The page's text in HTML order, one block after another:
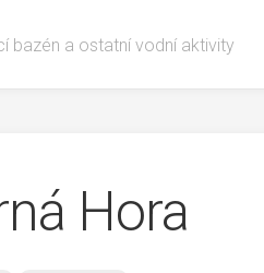
bazén a ostatní vodní aktivity
Hora